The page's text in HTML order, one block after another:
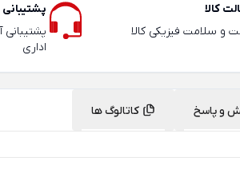
کالا
و سلامت فیزیکی کالا
پشتیبانی 24/7
اداری
و پاسخ کاتالوگ ها